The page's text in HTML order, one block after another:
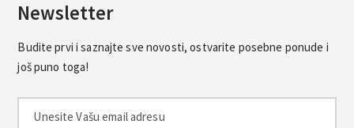
Newsletter
Budite prvi i saznajte sve novosti, ostvarite posebne ponude i
još puno toga!